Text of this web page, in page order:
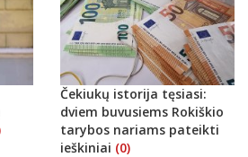
Čekiukų istorija tęsiasi:
dviem buvusiems Rokiškio
tarybos nariams pateikti
ieškiniai (0)